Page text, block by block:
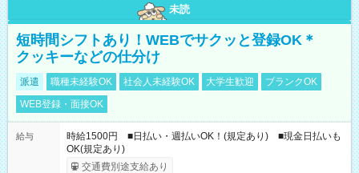
未読
短時間シフトあり！WEBでサクッと登録OK＊
クッキーなどの仕分け
派遣 職種未経験OK 社会人未経験OK 大学生歓迎
ブランクOK
WEB登録・面接OK
給与
時給1500円 ■日払い・週払いOK！(規定あり) ■現金日払いも
OK(規定あり)
交通費別途支給あり